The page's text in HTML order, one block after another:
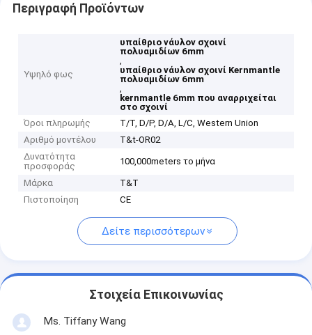
Περιγραφή Προϊόντων
Υψηλό φως
υπαίθριο νάυλον σχοινί
πολυαμιδίων 6mm
,
υπαίθριο νάυλον σχοινί Kernmantle
πολυαμιδίων 6mm
,
kernmantle 6mm που αναρριχείται
στο σχοινί
Όροι πληρωμής
T/T, D/P, D/A, L/C, Western Union
Αριθμό μοντέλου
T&t-OR02
Δυνατότητα
προσφοράς
100,000meters το μήνα
Μάρκα
T&T
Πιστοποίηση
CE
Δείτε περισσότερων
Στοιχεία Επικοινωνίας
Ms. Tiffany Wang